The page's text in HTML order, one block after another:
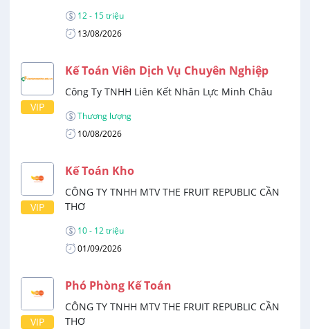
12 - 15 triệu
13/08/2026
VIP
Kế Toán Viên Dịch Vụ Chuyên Nghiệp
Công Ty TNHH Liên Kết Nhân Lực Minh Châu
Thương lượng
10/08/2026
VIP
Kế Toán Kho
CÔNG TY TNHH MTV THE FRUIT REPUBLIC CẦN
THƠ
10 - 12 triệu
01/09/2026
VIP
Phó Phòng Kế Toán
CÔNG TY TNHH MTV THE FRUIT REPUBLIC CẦN
THƠ